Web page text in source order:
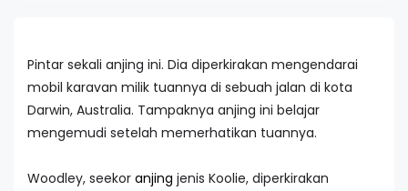
Pintar sekali anjing ini. Dia diperkirakan mengendarai
mobil karavan milik tuannya di sebuah jalan di kota
Darwin, Australia. Tampaknya anjing ini belajar
mengemudi setelah memerhatikan tuannya.
Woodley, seekor anjing jenis Koolie, diperkirakan